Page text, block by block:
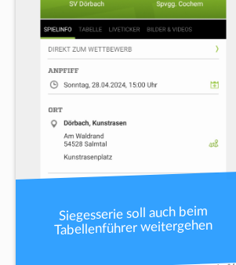
Siegesserie soll auch beim
Tabellenführer weitergehen